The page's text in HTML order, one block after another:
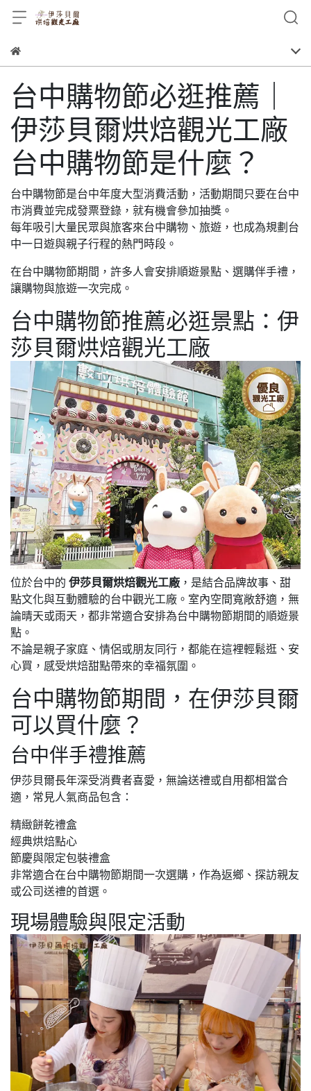
台中購物節必逛推薦｜
伊莎貝爾烘焙觀光工廠
台中購物節是什麼？
台中購物節是台中年度大型消費活動，活動期間只要在台中
市消費並完成發票登錄，就有機會參加抽獎。
每年吸引大量民眾與旅客來台中購物、旅遊，也成為規劃台
中一日遊與親子行程的熱門時段。
在台中購物節期間，許多人會安排順遊景點、選購伴手禮，
讓購物與旅遊一次完成。
台中購物節推薦必逛景點：伊
莎貝爾烘焙觀光工廠
位於台中的 伊莎貝爾烘焙觀光工廠 ，是結合品牌故事、甜
點文化與互動體驗的台中觀光工廠。室內空間寬敞舒適，無
論晴天或雨天，都非常適合安排為台中購物節期間的順遊景
點。
不論是親子家庭、情侶或朋友同行，都能在這裡輕鬆逛、安
心買，感受烘焙甜點帶來的幸福氛圍。
台中購物節期間，在伊莎貝爾
可以買什麼？
台中伴手禮推薦
伊莎貝爾長年深受消費者喜愛，無論送禮或自用都相當合
適，常見人氣商品包含：
精緻餅乾禮盒
經典烘焙點心
節慶與限定包裝禮盒
非常適合在台中購物節期間一次選購，作為返鄉、探訪親友
或公司送禮的首選。
現場體驗與限定活動